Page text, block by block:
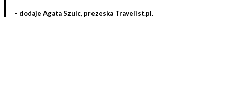
– dodaje Agata Szulc, prezeska Travelist.pl.